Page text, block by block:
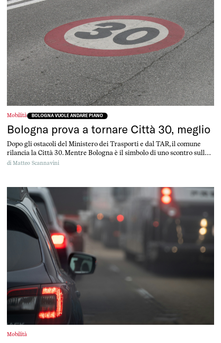
Mobilità BOLOGNA VUOLE ANDARE PIANO
Bologna prova a tornare Città 30, meglio
Dopo gli ostacoli del Ministero dei Trasporti e dal TAR, il comune
rilancia la Città 30. Mentre Bologna è il simbolo di uno scontro sulla
mobilità sempre più politico, il bilancio è positivo, anche se
di Matteo Scannavini
Mobilità